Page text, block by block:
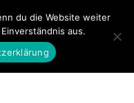
du die Website weiter
aus.